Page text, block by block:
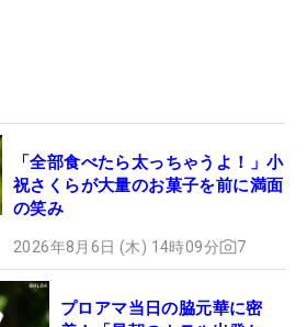
「全部食べたら太っちゃうよ！」小
祝さくらが大量のお菓子を前に満面
の笑み
2026年8月6日 (木) 14時09分 7
プロアマ当日の脇元華に密